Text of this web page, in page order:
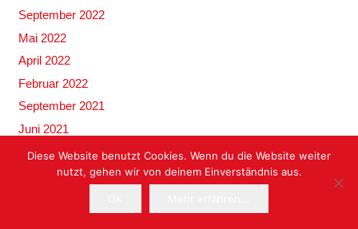
September 2022
Mai 2022
April 2022
Februar 2022
September 2021
Juni 2021
Januar 2021
November 2020
Diese Website benutzt Cookies. Wenn du die Website weiter
nutzt, gehen wir von deinem Einverständnis aus.